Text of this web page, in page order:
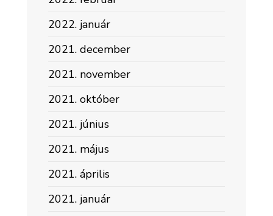
2022. január
2021. december
2021. november
2021. október
2021. június
2021. május
2021. április
2021. január